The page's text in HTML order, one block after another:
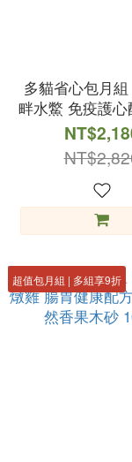
多貓省心包月
畔水鱉 免疫護心
+ 果然香果木砂
超值包月組 | 多組享9折